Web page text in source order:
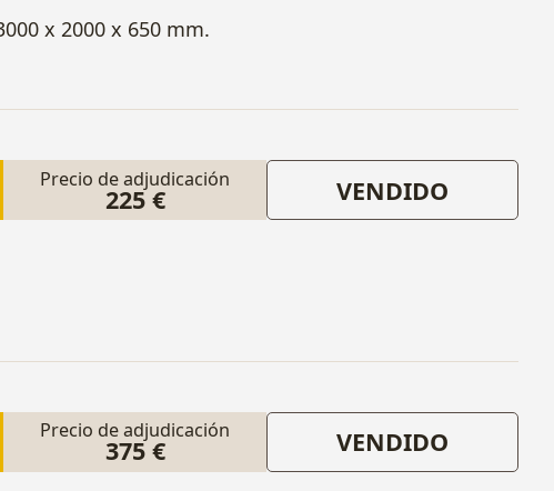
x 2000 x 650 mm.
Precio de adjudicación
225 € VENDIDO
Precio de adjudicación
375 € VENDIDO